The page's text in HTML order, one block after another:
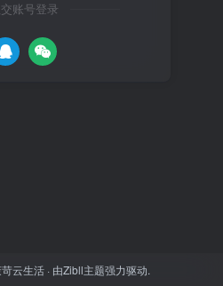
账号登录
云生活 · 由Zibll主题强力驱动.